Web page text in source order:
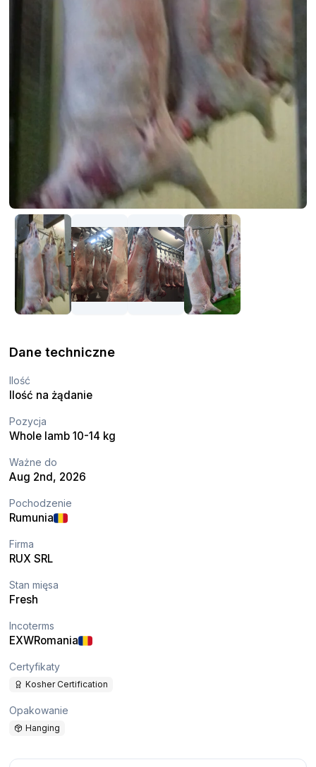
Dane techniczne
Ilość
Ilość na żądanie
Pozycja
Whole lamb 10-14 kg
Ważne do
Aug 2nd, 2026
Pochodzenie
Rumunia
Firma
RUX SRL
Stan mięsa
Fresh
Incoterms
EXWRomania
Certyfikaty
Kosher Certification
Opakowanie
Hanging